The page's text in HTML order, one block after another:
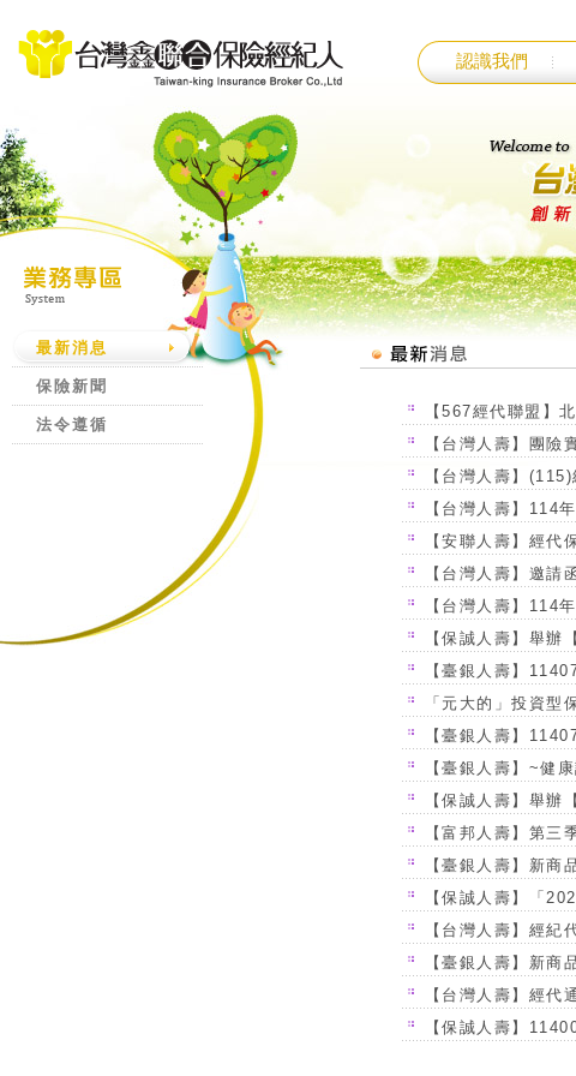
認識我們
最新消息
保險新聞
法令遵循
【567經代聯盟】
【台灣人壽】團險
【台灣人壽】
【台灣人壽】114
【安聯人壽】經代
【台灣人壽】邀請
【台灣人壽】114
【保誠人壽】舉辦
【臺銀人壽】
「元大的」投資型
【臺銀人壽】
【臺銀人壽】~健
【保誠人壽】舉
【富邦人壽】第三
【臺銀人壽】新商
【保誠人壽】「
【台灣人壽】經紀
【臺銀人壽】新商
【台灣人壽】經
【保誠人壽】